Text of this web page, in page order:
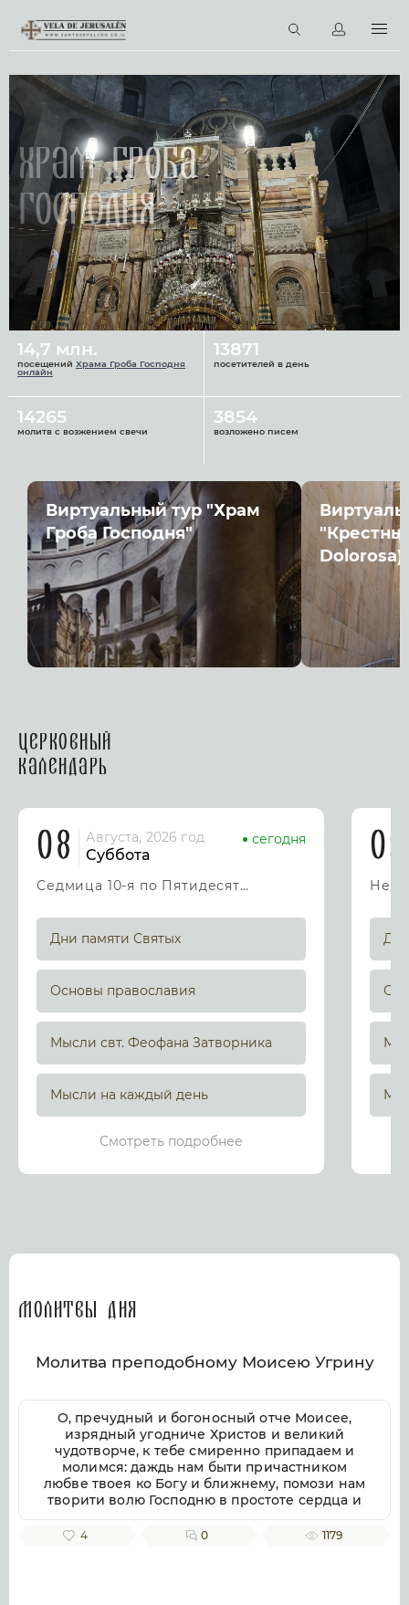
Виртуальные туры
Библиотека
Наши святыни
Новости
Церковный календарь
RU
Храм Гроба
Господня
14,7 млн.
посещений Храма Гроба Господня
онлайн
13871
посетителей в день
14265
молитв с возжением свечи
3854
возложено писем
Виртуальный тур "Храм
Гроба Господня"
Dolorosa)"
Церковный
календарь
08 Августа, 2026 год
Суббота
сегодня
Седмица 10-я по Пятидесятнице
Дни памяти Святых
Основы православия
Мысли свт. Феофана Затворника
Мысли на каждый день
Смотреть подробнее
09
Молитвы дня
Молитва преподобному Моисею Угрину
О, пречудный и богоносный отче Моисее,
изрядный угодниче Христов и великий
чудотворче, к тебе смиренно припадаем и
молимся: даждь нам быти причастником
любве твоея ко Богу и ближнему, помози нам
творити волю Господню в простоте сердца и
смирении, заповеди Господни совершати
непогрешительно, призри благоутробно на
4 0 1179